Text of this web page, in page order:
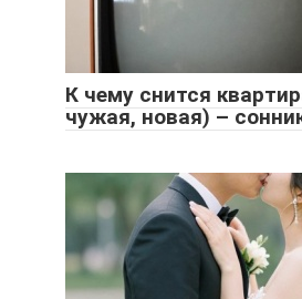
К чему снится
чужая, новая) –